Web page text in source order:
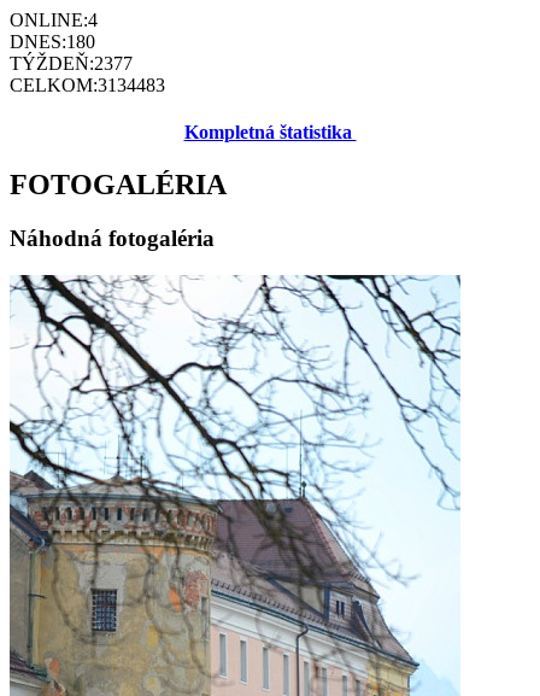
ONLINE:4
DNES:180
TÝŽDEŇ:2377
CELKOM:3134483
Kompletná štatistika
FOTOGALÉRIA
Náhodná fotogaléria